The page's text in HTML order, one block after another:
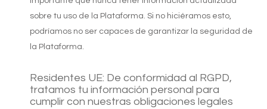
Idioma
sobre tu uso de la Plataforma. Si no hiciéramos esto,
podríamos no ser capaces de garantizar la seguridad de
la Plataforma.
Residentes UE: De conformidad al RGPD,
tratamos tu información personal para
cumplir con nuestras obligaciones legales